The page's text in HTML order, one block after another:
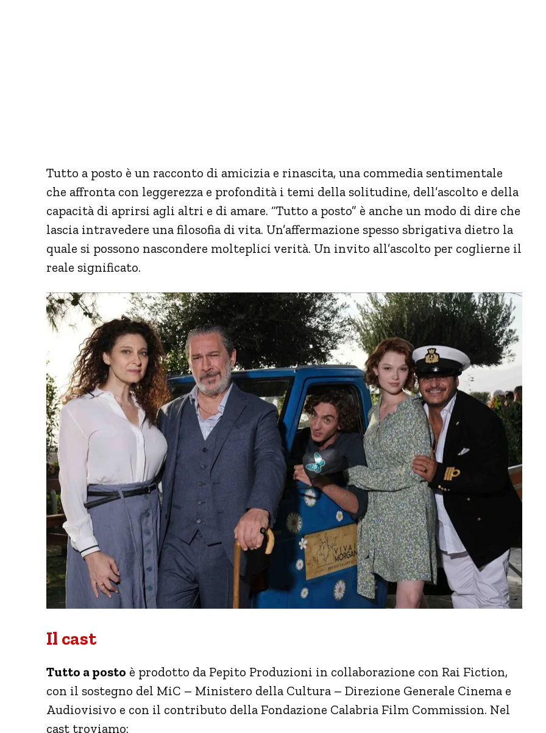
Tutto a posto è un racconto di amicizia e rinascita, una commedia sentimentale
che affronta con leggerezza e profondità i temi della solitudine, dell’ascolto e della
capacità di aprirsi agli altri e di amare. “Tutto a posto” è anche un modo di dire che
lascia intravedere una filosofia di vita. Un’affermazione spesso sbrigativa dietro la
quale si possono nascondere molteplici verità. Un invito all’ascolto per coglierne il
reale significato.
Il cast
Tutto a posto è prodotto da Pepito Produzioni in collaborazione con Rai Fiction,
con il sostegno del MiC – Ministero della Cultura – Direzione Generale Cinema e
Audiovisivo e con il contributo della Fondazione Calabria Film Commission. Nel
cast troviamo: